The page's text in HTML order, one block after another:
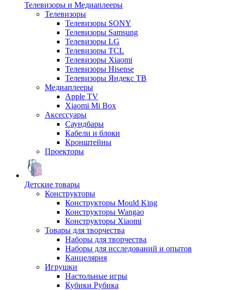
Телевизоры и Медиаплееры
Телевизоры
Телевизоры SONY
Телевизоры Samsung
Телевизоры LG
Телевизоры TCL
Телевизоры Xiaomi
Телевизоры Hisense
Телевизоры Яндекс ТВ
Медиаплееры
Apple TV
Xiaomi Mi Box
Аксессуары
Саундбары
Кабели и блоки
Кронштейны
Проекторы
Детские товары
Конструкторы
Конструкторы Mould King
Конструкторы Wangao
Конструкторы Xiaomi
Товары для творчества
Наборы для творчества
Наборы для исследований и опытов
Канцелярия
Игрушки
Настольные игры
Кубики Рубика